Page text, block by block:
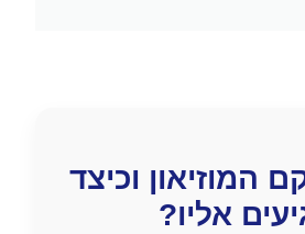
המוזיאון וכיצד
אליו?